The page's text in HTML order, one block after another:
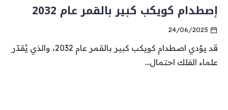
إصطدام كويكب كبير بالقمر عام 2032
24/06/2025
قد يؤدي اصطدام كويكب كبير بالقمر عام 2032، والذي يُقدّر
علماء الفلك احتمال...